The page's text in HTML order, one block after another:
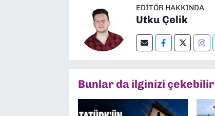
EDITÖR HAKKINDA
Utku Çelik
Bunlar da ilginizi çekebilir